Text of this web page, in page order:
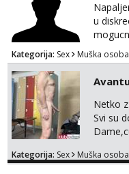
u
pisite
Kategorija: Sex Muška
Netko
Svi su
Kategorija: Sex Muška